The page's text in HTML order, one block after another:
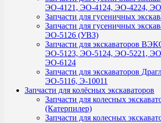
ЭО-4121, ЭО-4124, ЭО-4224,
Запчасти для гусеничных
Запчасти для гусеничных
ЭО-5126 (УВЗ)
Запчасти для экскаваторов
ЭО-5123, ЭО-5124, ЭО-5221,
ЭО-6124
Запчасти для экскаваторов
ЭО-5116, Э-10011
Запчасти для колёсных экскаваторов
Запчасти для колесных
(Катерпилер)
Запчасти для колесных